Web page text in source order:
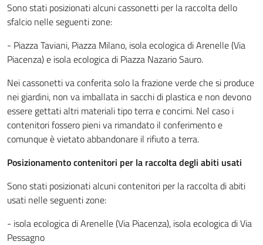
Sono stati posizionati alcuni cassonetti per la raccolta dello
sfalcio nelle seguenti zone:
- Piazza Taviani, Piazza Milano, isola ecologica di Arenelle (Via
Piacenza) e isola ecologica di Piazza Nazario Sauro.
Nei cassonetti va conferita solo la frazione verde che si produce
nei giardini, non va imballata in sacchi di plastica e non devono
essere gettati altri materiali tipo terra e concimi. Nel caso i
contenitori fossero pieni va rimandato il conferimento e
comunque è vietato abbandonare il rifiuto a terra.
Posizionamento contenitori per la raccolta degli abiti usati
Sono stati posizionati alcuni contenitori per la raccolta di abiti
usati nelle seguenti zone:
- isola ecologica di Arenelle (Via Piacenza), isola ecologica di Via
Pessagno